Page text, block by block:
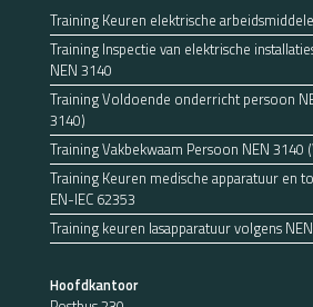
Training Keuren elektrische
Training Inspectie van elektrische
NEN 3140
Training Voldoende onderricht persoon
3140)
Training Vakbekwaam Persoon NEN 3140
Training Keuren medische apparatuur en
EN-IEC 62353
Training keuren lasapparatuur volgens
Hoofdkantoor